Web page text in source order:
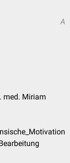
A
med. Miriam